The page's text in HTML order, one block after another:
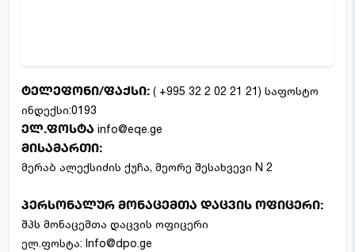
ტელეფონი/ფაქსი: ( +995 32 2 02 21 21) საფოსტო
ინდექსი:0193
ელ.ფოსტა info@eqe.ge
მისამართი:
მერაბ ალექსიძის ქუჩა, მეორე შესახვევი N 2
პერსონალურ მონაცემთა დაცვის ოფიცერი:
შპს მონაცემთა დაცვის ოფიცერი
ელ.ფოსტა: Info@dpo.ge